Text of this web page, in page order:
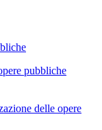
pubbliche
delle opere